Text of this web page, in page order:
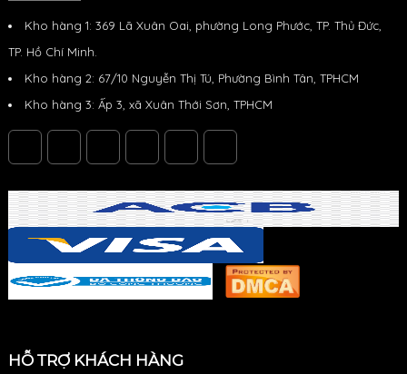
Kho hàng 1: 369 Lã Xuân Oai, phường Long Phước, TP. Thủ Đức,
TP. Hồ Chí Minh.
Kho hàng 2: 67/10 Nguyễn Thị Tú, Phường Bình Tân, TPHCM
Kho hàng 3: Ấp 3, xã Xuân Thới Sơn, TPHCM
HỖ TRỢ KHÁCH HÀNG